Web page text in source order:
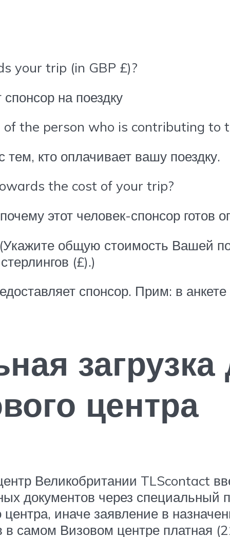
your trip (in GBP £)?
на поездку
the person who is contributing to
кто оплачивает вашу поездку.
the cost of your trip?
этот человек-спонсор готов
общую стоимость Вашей
(£).)
спонсор. Прим: в
центра
Великобритании TLScontact
документов через специальный
иначе заявление в
в самом Визовом центре платная